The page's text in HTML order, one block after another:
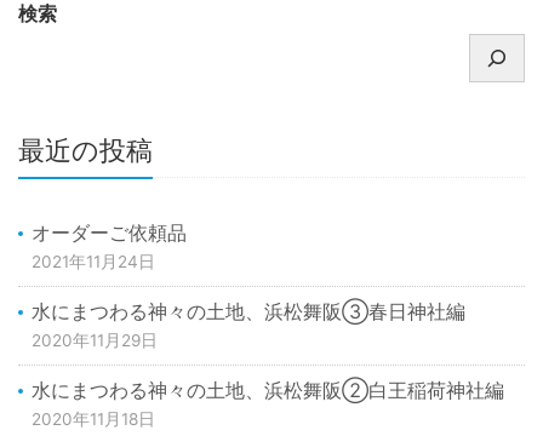
検索
最近の投稿
オーダーご依頼品
2021年11月24日
水にまつわる神々の土地、浜松舞阪③春日神社編
2020年11月29日
水にまつわる神々の土地、浜松舞阪②白王稲荷神社編
2020年11月18日